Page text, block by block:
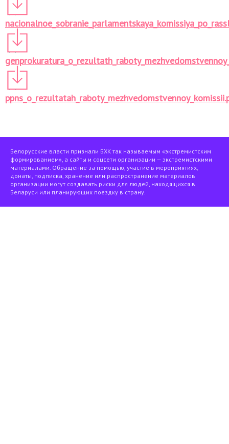
Белорусские власти признали БХК так называемым «экстремистским
формированием», а сайты и соцсети организации — экстремистскими
материалами. Обращение за помощью, участие в мероприятиях,
донаты, подписка, хранение или распространение материалов
организации могут создавать риски для людей, находящихся в
Беларуси или планирующих поездку в страну.